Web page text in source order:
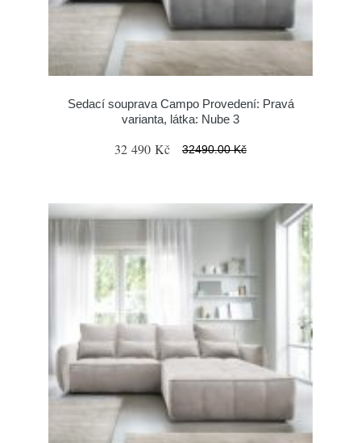
Sedací souprava Campo Provedení: Pravá
varianta, látka: Nube 3
32 490 Kč 32490.00 Kč